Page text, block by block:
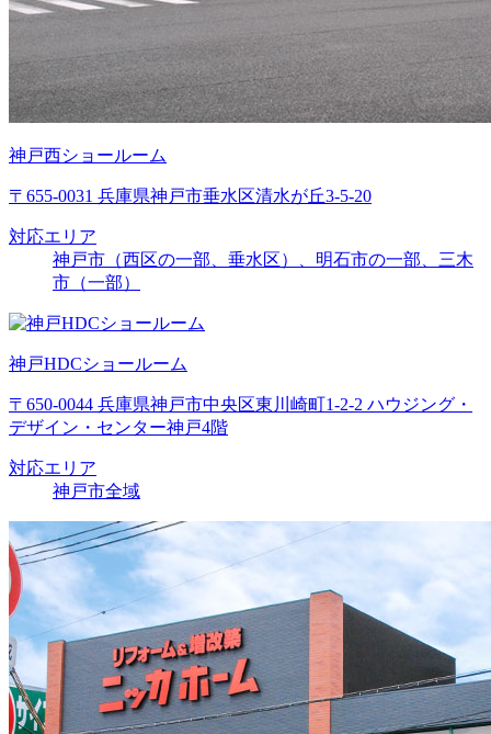
神戸西ショールーム
〒655-0031 兵庫県神戸市垂水区清水が丘3-5-20
対応エリア
神戸市（西区の一部、垂水区）、明石市の一部、三木
市（一部）
神戸HDCショールーム
〒650-0044 兵庫県神戸市中央区東川崎町1-2-2 ハウジング・
デザイン・センター神戸4階
対応エリア
神戸市全域